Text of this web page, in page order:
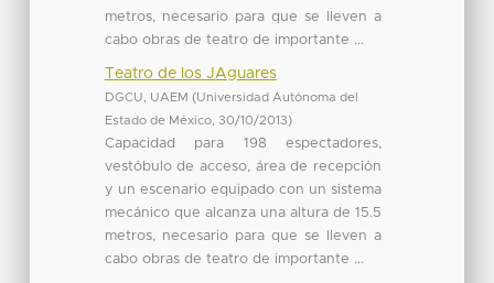
metros, necesario para que se lleven a
cabo obras de teatro de importante ...
Teatro de los JAguares
DGCU, UAEM (Universidad Autónoma del
Estado de México, 30/10/2013)
Capacidad para 198 espectadores,
vestóbulo de acceso, área de recepción
y un escenario equipado con un sistema
mecánico que alcanza una altura de 15.5
metros, necesario para que se lleven a
cabo obras de teatro de importante ...